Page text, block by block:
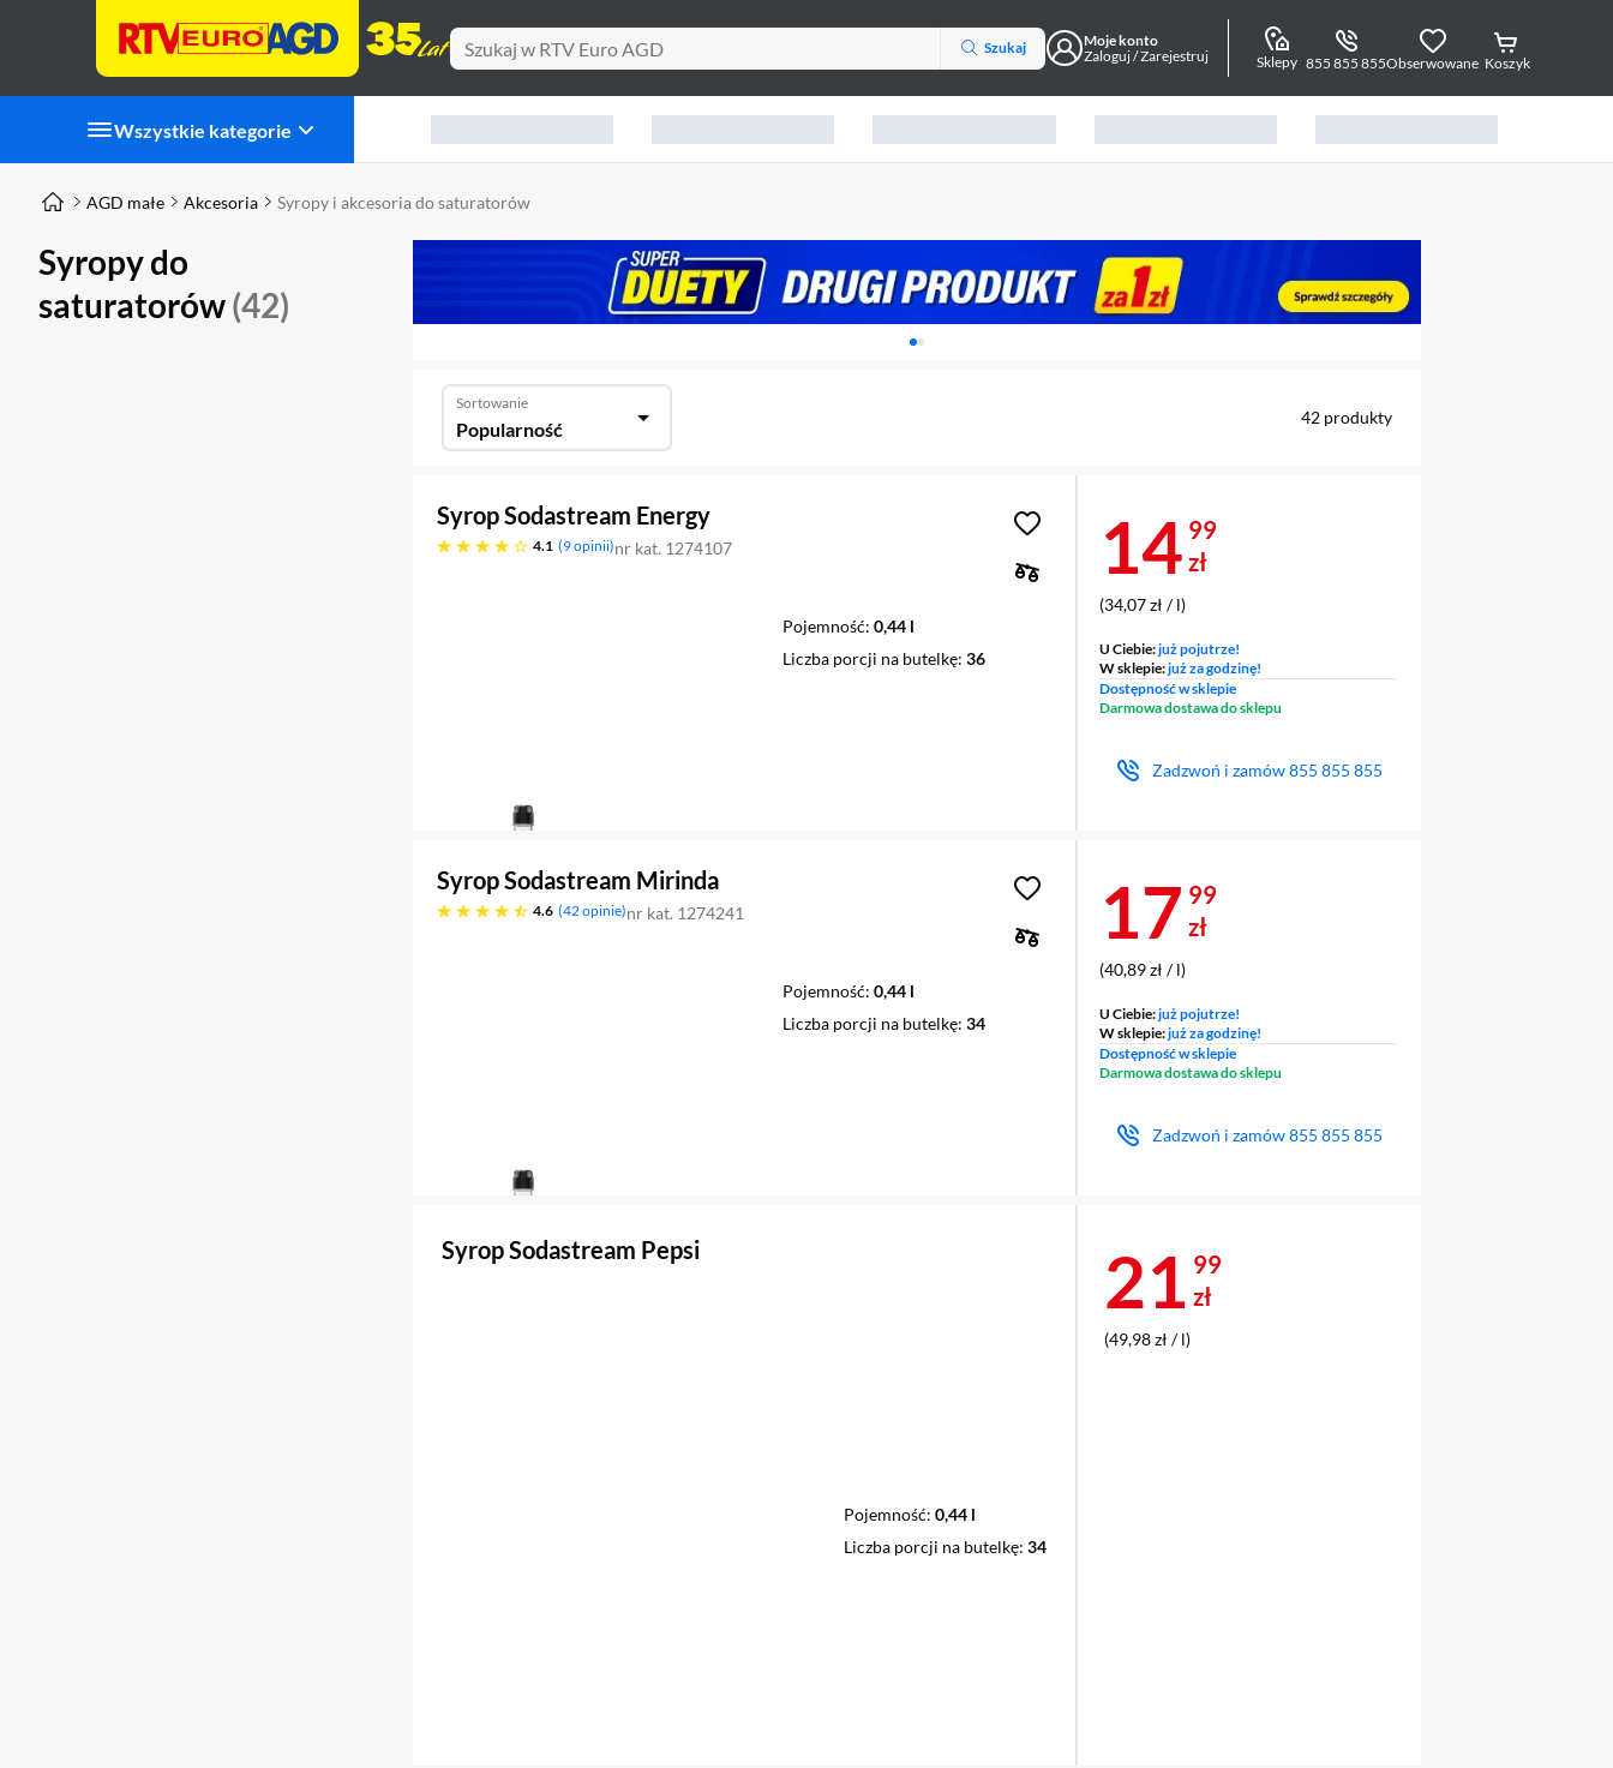
Szukaj
Moje konto
Zaloguj / Zarejestruj
Sklepy 855 855 855Obserwowane Koszyk
Wszystkie kategorie
Karuzela z banerami, aktualny element 1 z 2
AGD małe Akcesoria Syropy i akcesoria do saturatorów
Syropy do
saturatorów(42)
Sortowanie
Popularność 42 produkty
Syrop Sodastream Energy
4.1
4.1 gwiazdek 9 opinii nr kat. 1274107
Pojemność 0,44 l
Liczba porcji na butelkę 36
Cena 14,99 zł
14 99
zł
(34,07 zł / l)
U Ciebie:już pojutrze!
W sklepie:już za godzinę!
Dostępność w sklepie
Darmowa dostawa do sklepu
Zadzwoń i zamów855 855 855
Syrop Sodastream Mirinda
4.6
4.6 gwiazdek 42 opinie nr kat. 1274241
Pojemność 0,44 l
Liczba porcji na butelkę 34
Cena 17,99 zł
17 99
zł
(40,89 zł / l)
U Ciebie:już pojutrze!
W sklepie:już za godzinę!
Dostępność w sklepie
Darmowa dostawa do sklepu
Zadzwoń i zamów855 855 855
Syrop Sodastream Pepsi
Pojemność 0,44 l
Liczba porcji na butelkę 34
Cena 21,99 zł
21 99
zł
(49,98 zł / l)